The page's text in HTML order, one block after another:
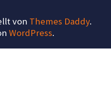
von Themes Daddy.
WordPress.